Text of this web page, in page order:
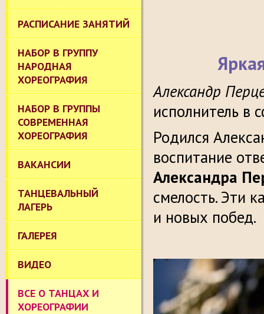
РАСПИСАНИЕ ЗАНЯТИЙ
НАБОР В ГРУППУ
НАРОДНАЯ
ХОРЕОГРАФИЯ
НАБОР В ГРУППЫ
СОВРЕМЕННАЯ
ХОРЕОГРАФИЯ
ВАКАНСИИ
ТАНЦЕВАЛЬНЫЙ
ЛАГЕРЬ
ГАЛЕРЕЯ
ВИДЕО
ВСЕ О ТАНЦАХ И
ХОРЕОГРАФИИ
Александр
исполнитель в
Родился
воспитание
Александра
смелость. Эти
и новых побед.